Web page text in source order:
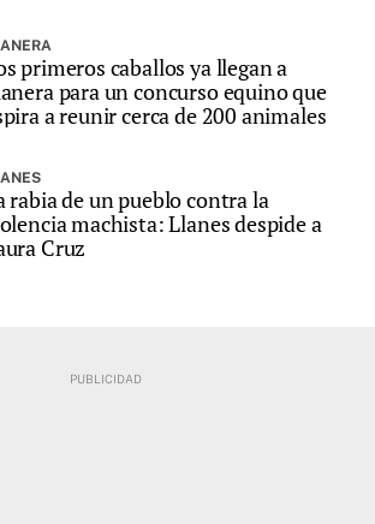
primeros caballos ya llegan a
para un concurso equino que
a reunir cerca de 200 animales
rabia de un pueblo contra la
machista: Llanes despide a
Cruz